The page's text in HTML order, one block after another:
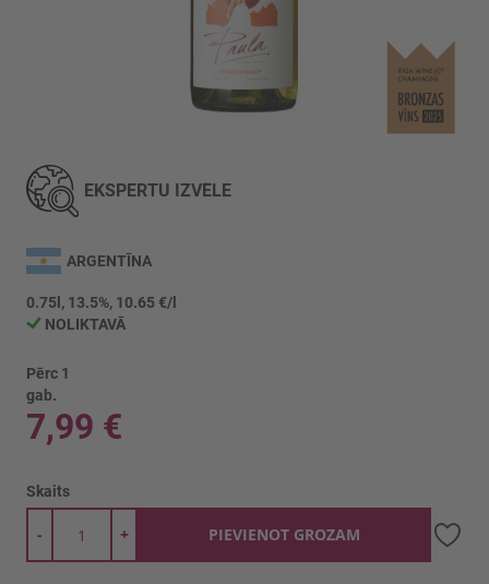
uz
galerijas
sākumu
EKSPERTU IZVĒLE
ARGENTĪNA
0.75l, 13.5%, 10.65 €/l
NOLIKTAVĀ
Pērc 1
gab.
7,99 €
Skaits
+
- PIEVIENOT GROZAM